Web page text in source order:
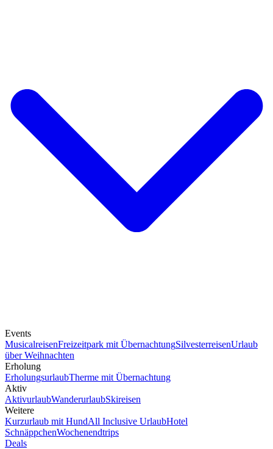
Events
MusicalreisenFreizeitpark mit ÜbernachtungSilvesterreisenUrlaub
über Weihnachten
Erholung
ErholungsurlaubTherme mit Übernachtung
Aktiv
AktivurlaubWanderurlaubSkireisen
Weitere
Kurzurlaub mit HundAll Inclusive UrlaubHotel
SchnäppchenWochenendtrips
Deals